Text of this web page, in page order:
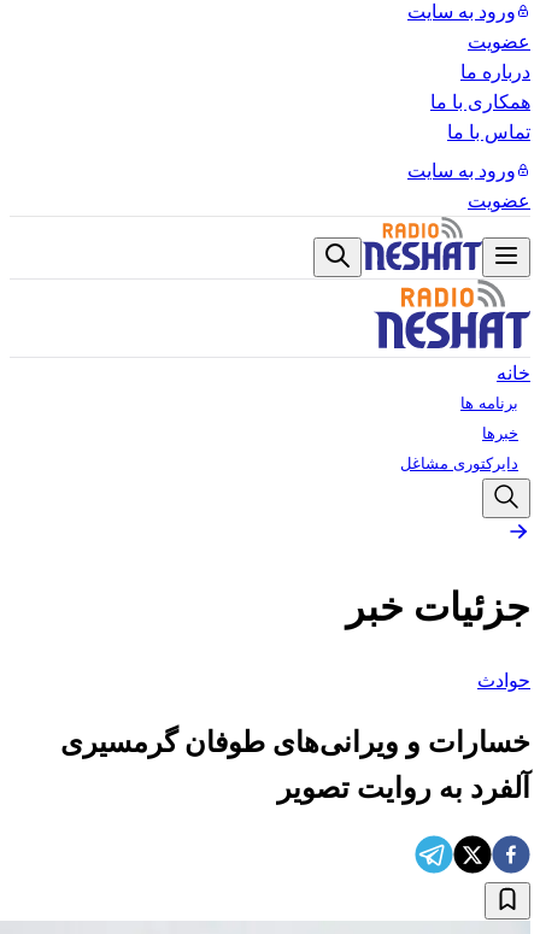
ورود به سایت
عضویت
درباره ما
همکاری با ما
تماس با ما
ورود به سایت
عضویت
خانه
برنامه ها
خبرها
دایرکتوری مشاغل
جزئیات خبر
حوادث
خسارات و ویرانی‌های طوفان گرمسیری
آلفرد به روایت تصویر